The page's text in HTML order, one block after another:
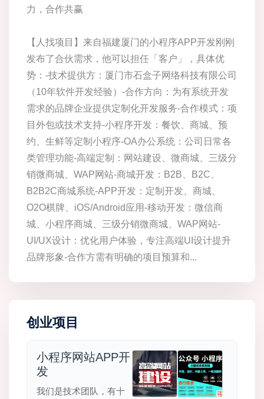
力，合作共赢
【人找项目】来自福建厦门的小程序APP开发刚刚
发布了合伙需求，他可以担任「客户」，具体优
势：-技术提供方：厦门市石盒子网络科技有限公司
（10年软件开发经验）-合作方向：为有系统开发
需求的品牌企业提供定制化开发服务-合作模式：项
目外包或技术支持-小程序开发：餐饮、商城、预
约、生鲜等定制小程序-OA办公系统：公司日常各
类管理功能-高端定制：网站建设、微商城、三级分
销微商城、WAP网站-商城开发：B2B、B2C、
B2B2C商城系统-APP开发：定制开发、商城、
O2O棋牌、iOS/Android应用-移动开发：微信商
城、小程序商城、三级分销微商城、WAP网站-
UI/UX设计：优化用户体验，专注高端UI设计提升
品牌形象-合作方需有明确的项目预算和...
创业项目
小程序网站APP开
发
我们是技术团队，有十